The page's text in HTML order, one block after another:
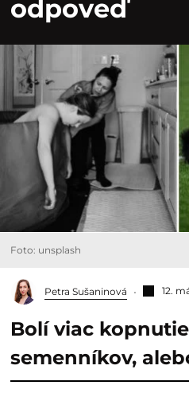
odpoveď
Foto: unsplash
Petra Sušaninová 12.
Bolí viac
semenníkov,